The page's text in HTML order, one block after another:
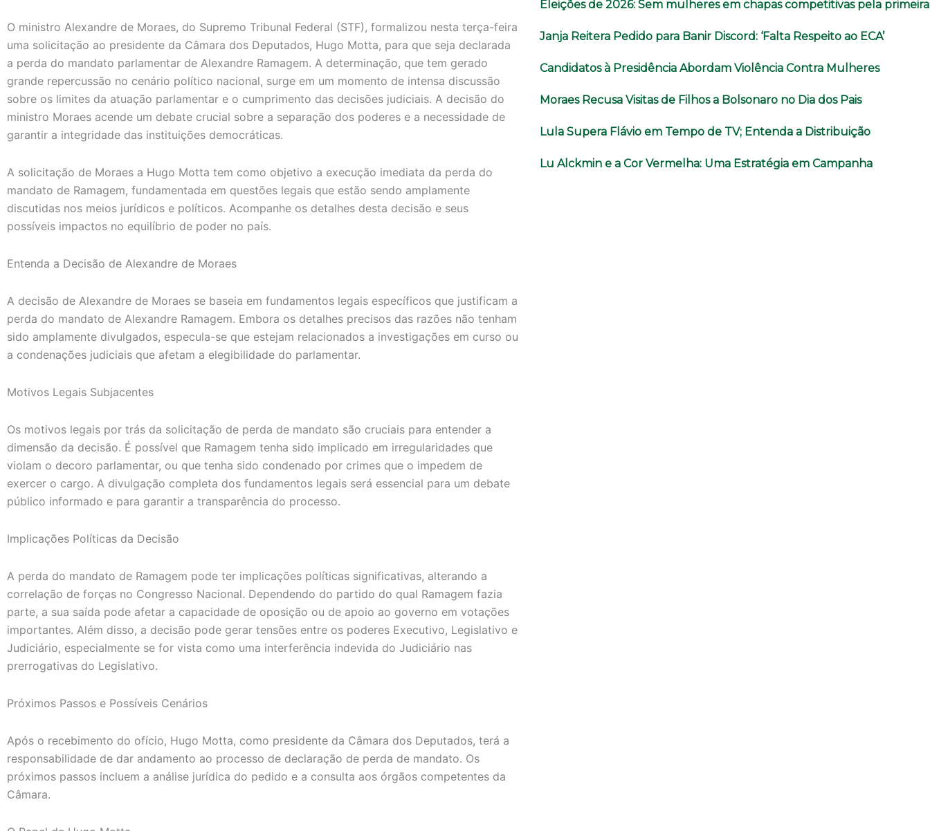
O ministro Alexandre de Moraes, do Supremo Tribunal Federal (STF), formalizou nesta terça-feira
uma solicitação ao presidente da Câmara dos Deputados, Hugo Motta, para que seja declarada
a perda do mandato parlamentar de Alexandre Ramagem. A determinação, que tem gerado
grande repercussão no cenário político nacional, surge em um momento de intensa discussão
sobre os limites da atuação parlamentar e o cumprimento das decisões judiciais. A decisão do
ministro Moraes acende um debate crucial sobre a separação dos poderes e a necessidade de
garantir a integridade das instituições democráticas.
A solicitação de Moraes a Hugo Motta tem como objetivo a execução imediata da perda do
mandato de Ramagem, fundamentada em questões legais que estão sendo amplamente
discutidas nos meios jurídicos e políticos. Acompanhe os detalhes desta decisão e seus
possíveis impactos no equilíbrio de poder no país.
Entenda a Decisão de Alexandre de Moraes
A decisão de Alexandre de Moraes se baseia em fundamentos legais específicos que justificam a
perda do mandato de Alexandre Ramagem. Embora os detalhes precisos das razões não tenham
sido amplamente divulgados, especula-se que estejam relacionados a investigações em curso ou
a condenações judiciais que afetam a elegibilidade do parlamentar.
Motivos Legais Subjacentes
Os motivos legais por trás da solicitação de perda de mandato são cruciais para entender a
dimensão da decisão. É possível que Ramagem tenha sido implicado em irregularidades que
violam o decoro parlamentar, ou que tenha sido condenado por crimes que o impedem de
exercer o cargo. A divulgação completa dos fundamentos legais será essencial para um debate
público informado e para garantir a transparência do processo.
Implicações Políticas da Decisão
A perda do mandato de Ramagem pode ter implicações políticas significativas, alterando a
correlação de forças no Congresso Nacional. Dependendo do partido do qual Ramagem fazia
parte, a sua saída pode afetar a capacidade de oposição ou de apoio ao governo em votações
importantes. Além disso, a decisão pode gerar tensões entre os poderes Executivo, Legislativo e
Judiciário, especialmente se for vista como uma interferência indevida do Judiciário nas
prerrogativas do Legislativo.
Próximos Passos e Possíveis Cenários
Após o recebimento do ofício, Hugo Motta, como presidente da Câmara dos Deputados, terá a
responsabilidade de dar andamento ao processo de declaração de perda de mandato. Os
próximos passos incluem a análise jurídica do pedido e a consulta aos órgãos competentes da
Câmara.
Eleições de 2026: Sem mulheres em chapas competitivas pela
Janja Reitera Pedido para Banir Discord: ‘Falta Respeito ao ECA’
Candidatos à Presidência Abordam Violência Contra Mulheres
Moraes Recusa Visitas de Filhos a Bolsonaro no Dia dos Pais
Lula Supera Flávio em Tempo de TV; Entenda a Distribuição
Lu Alckmin e a Cor Vermelha: Uma Estratégia em Campanha